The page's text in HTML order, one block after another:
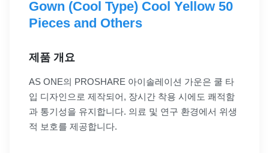
Gown (Cool Type) Cool Yellow 50
Pieces and Others
제품 개요
AS ONE의 PROSHARE 아이솔레이션 가운은 쿨 타
입 디자인으로 제작되어, 장시간 착용 시에도 쾌적함
과 통기성을 유지합니다. 의료 및 연구 환경에서 위생
적 보호를 제공합니다.